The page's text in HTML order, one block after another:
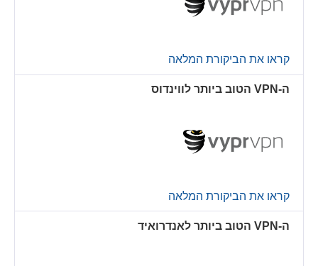
קראו את הביקורת המלאה
ה-VPN הטוב ביותר לווינדוס
קראו את הביקורת המלאה
ה-VPN הטוב ביותר לאנדרואיד